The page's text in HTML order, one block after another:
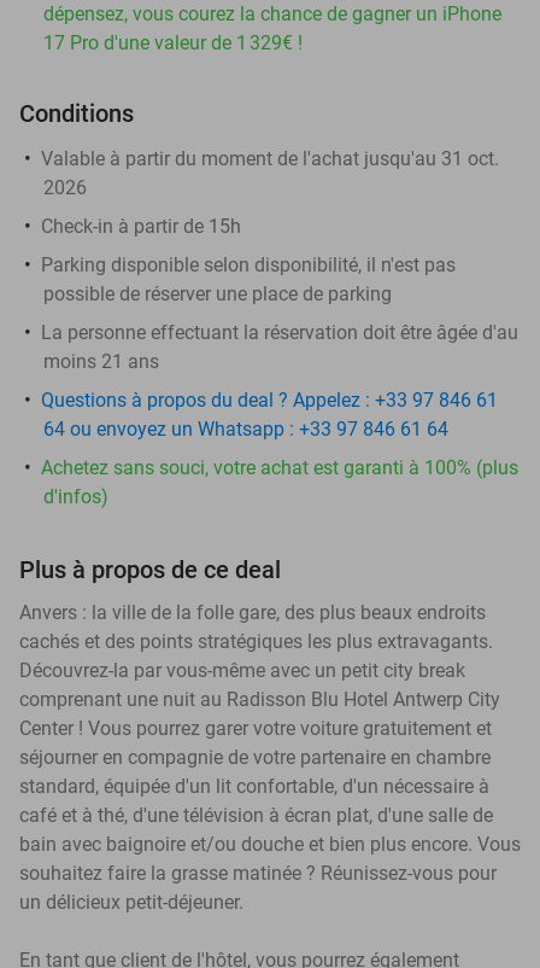
dépensez, vous courez la chance de gagner un iPhone
17 Pro d'une valeur de 1 329€ !
Conditions
Valable à partir du moment de l'achat jusqu'au 31 oct.
2026
Check-in à partir de 15h
Parking disponible selon disponibilité, il n'est pas
possible de réserver une place de parking
La personne effectuant la réservation doit être âgée d'au
moins 21 ans
Questions à propos du deal ? Appelez : +33 97 846 61
64 ou envoyez un Whatsapp : +33 97 846 61 64
Achetez sans souci, votre achat est garanti à 100% (plus
d'infos)
Plus à propos de ce deal
Anvers : la ville de la folle gare, des plus beaux endroits
cachés et des points stratégiques les plus extravagants.
Découvrez-la par vous-même avec un petit city break
comprenant une nuit au Radisson Blu Hotel Antwerp City
Center ! Vous pourrez garer votre voiture gratuitement et
séjourner en compagnie de votre partenaire en chambre
standard, équipée d'un lit confortable, d'un nécessaire à
café et à thé, d'une télévision à écran plat, d'une salle de
bain avec baignoire et/ou douche et bien plus encore. Vous
souhaitez faire la grasse matinée ? Réunissez-vous pour
un délicieux petit-déjeuner.
En tant que client de l'hôtel, vous pourrez également